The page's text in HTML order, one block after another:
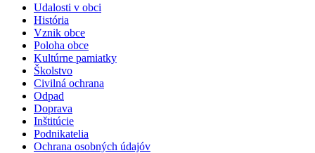
Udalosti v obci
História
Vznik obce
Poloha obce
Kultúrne pamiatky
Školstvo
Civilná ochrana
Odpad
Doprava
Inštitúcie
Podnikatelia
Ochrana osobných údajóv